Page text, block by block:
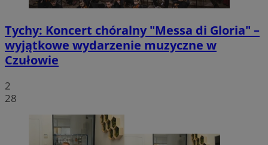
Tychy: Koncert chóralny "Messa di Gloria" –
wyjątkowe wydarzenie muzyczne w
Czułowie
2
28